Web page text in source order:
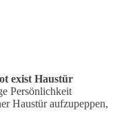
exist Haustür
Persönlichkeit
Haustür aufzupeppen,